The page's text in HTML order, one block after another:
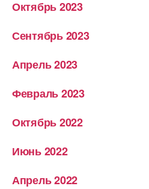
Октябрь 2023
Сентябрь 2023
Апрель 2023
Февраль 2023
Октябрь 2022
Июнь 2022
Апрель 2022